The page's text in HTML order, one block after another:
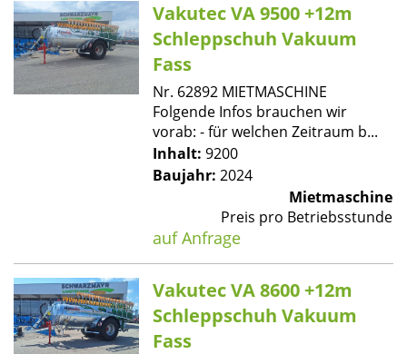
Vakutec VA 9500 +12m
Schleppschuh Vakuum
Fass
Nr. 62892 MIETMASCHINE
Folgende Infos brauchen wir
vorab: - für welchen Zeitraum b...
Inhalt: 9200
Baujahr: 2024
Mietmaschine
Preis pro Betriebsstunde
auf Anfrage
Vakutec VA 8600 +12m
Schleppschuh Vakuum
Fass